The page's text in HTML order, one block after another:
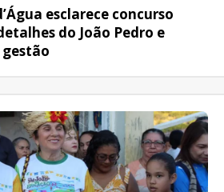
esclarece concurso
do João Pedro e